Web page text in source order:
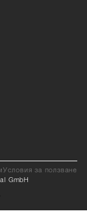
Условия за ползване
GmbH